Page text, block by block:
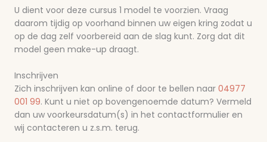
U dient voor deze cursus 1 model te voorzien. Vraag
daarom tijdig op voorhand binnen uw eigen kring zodat u
op de dag zelf voorbereid aan de slag kunt. Zorg dat dit
model geen make-up draagt.
Inschrijven
Zich inschrijven kan online of door te bellen naar 04977
001 99. Kunt u niet op bovengenoemde datum? Vermeld
dan uw voorkeursdatum(s) in het contactformulier en
wij contacteren u z.s.m. terug.